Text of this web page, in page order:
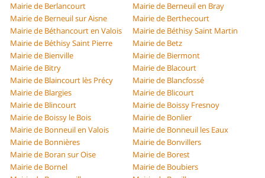
Mairie de Berlancourt
Mairie de Berneuil en Bray
Mairie de Berneuil sur Aisne
Mairie de Berthecourt
Mairie de Béthancourt en Valois
Mairie de Béthisy Saint Martin
Mairie de Béthisy Saint Pierre
Mairie de Betz
Mairie de Bienville
Mairie de Biermont
Mairie de Bitry
Mairie de Blacourt
Mairie de Blaincourt lès Précy
Mairie de Blancfossé
Mairie de Blargies
Mairie de Blicourt
Mairie de Blincourt
Mairie de Boissy Fresnoy
Mairie de Boissy le Bois
Mairie de Bonlier
Mairie de Bonneuil en Valois
Mairie de Bonneuil les Eaux
Mairie de Bonnières
Mairie de Bonvillers
Mairie de Boran sur Oise
Mairie de Borest
Mairie de Bornel
Mairie de Boubiers